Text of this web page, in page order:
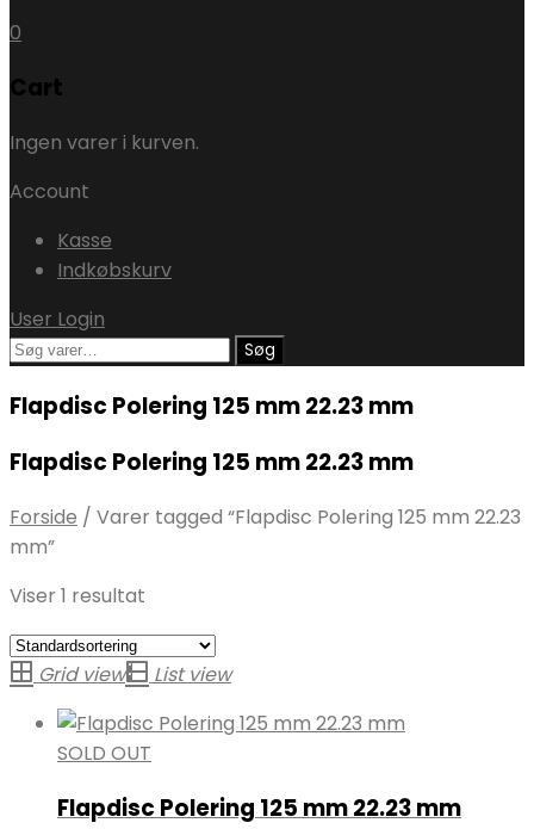
0
Cart
Ingen varer i kurven.
Account
Kasse
Indkøbskurv
User Login
Søg
Søg
Flapdisc Polering 125 mm 22.23 mm
Flapdisc Polering 125 mm 22.23 mm
Forside / Varer tagged “Flapdisc Polering 125 mm 22.23
mm”
Viser 1 resultat
Grid view List view
SOLD OUT
Flapdisc Polering 125 mm 22.23 mm